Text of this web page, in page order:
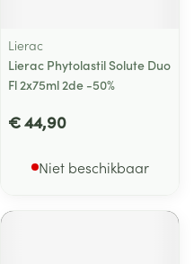
Lierac
Lierac Phytolastil Solute Duo
Fl 2x75ml 2de -50%
€ 44,90
Niet beschikbaar